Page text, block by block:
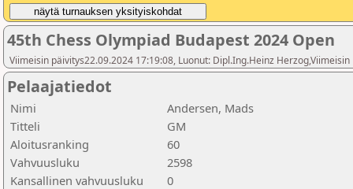
45th Chess Olympiad Budapest 2024 Open
Viimeisin päivitys22.09.2024 17:19:08, Luonut: Dipl.Ing.Heinz
Pelaajatiedot
Nimi
Andersen, Mads
Titteli
GM
Aloitusranking
60
Vahvuusluku
2598
Kansallinen vahvuusluku
0